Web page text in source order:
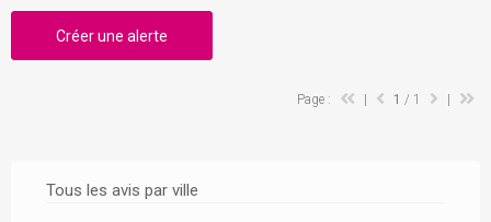
Tous les avis par ville
Créer une alerte
Page : 1 / 1